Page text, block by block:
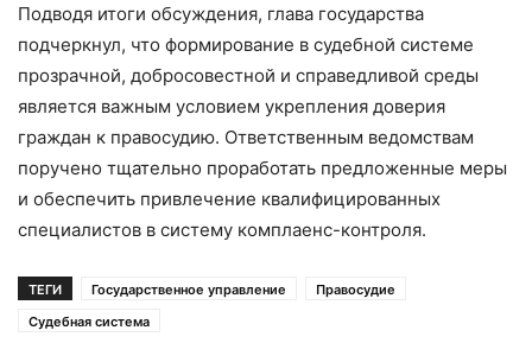
Подводя итоги обсуждения, глава государства
подчеркнул, что формирование в судебной системе
прозрачной, добросовестной и справедливой среды
является важным условием укрепления доверия
граждан к правосудию. Ответственным ведомствам
поручено тщательно проработать предложенные меры
и обеспечить привлечение квалифицированных
специалистов в систему комплаенс-контроля.
ТЕГИ Государственное управление
Правосудие
Судебная система